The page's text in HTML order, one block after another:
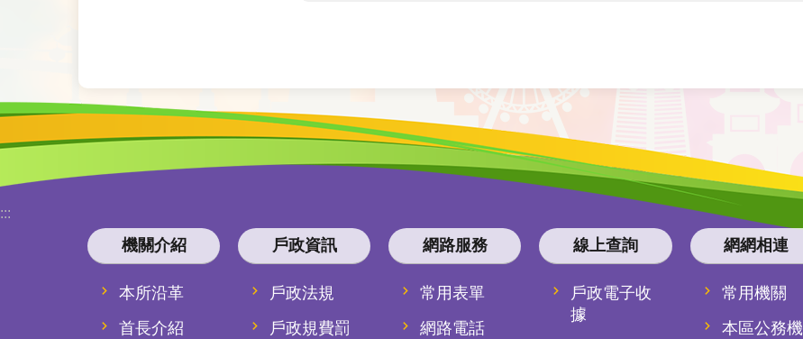
:::
機關介紹
本所沿革
首長介紹
戶政資訊
戶政法規
戶政規費罰
網路服務
常用表單
網路電話
線上查詢
戶政電子收
據
網網相連
常用機關
本區公務機